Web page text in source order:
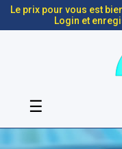
Le prix pour vous est
Login et
Basculer
navigation
☰